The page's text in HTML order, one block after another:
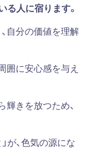
る人に宿ります。
自分の価値を理解
囲に安心感を与え
輝きを放つため、
が、色気の源にな